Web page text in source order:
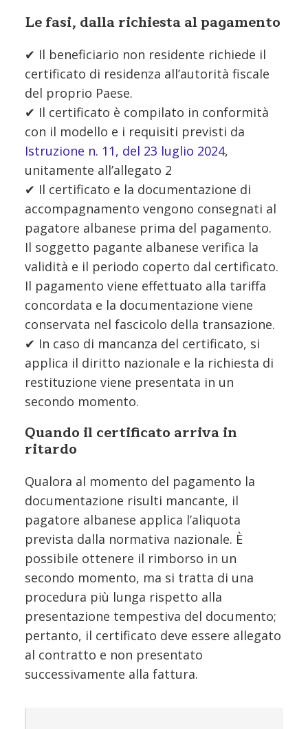
Le fasi, dalla richiesta al pagamento
✔ Il beneficiario non residente richiede il
certificato di residenza all’autorità fiscale
del proprio Paese.
✔ Il certificato è compilato in conformità
con il modello e i requisiti previsti da
Istruzione n. 11, del 23 luglio 2024,
unitamente all’allegato 2
✔ Il certificato e la documentazione di
accompagnamento vengono consegnati al
pagatore albanese prima del pagamento.
Il soggetto pagante albanese verifica la
validità e il periodo coperto dal certificato.
Il pagamento viene effettuato alla tariffa
concordata e la documentazione viene
conservata nel fascicolo della transazione.
✔ In caso di mancanza del certificato, si
applica il diritto nazionale e la richiesta di
restituzione viene presentata in un
secondo momento.
Quando il certificato arriva in
ritardo
Qualora al momento del pagamento la
documentazione risulti mancante, il
pagatore albanese applica l’aliquota
prevista dalla normativa nazionale. È
possibile ottenere il rimborso in un
secondo momento, ma si tratta di una
procedura più lunga rispetto alla
presentazione tempestiva del documento;
pertanto, il certificato deve essere allegato
al contratto e non presentato
successivamente alla fattura.